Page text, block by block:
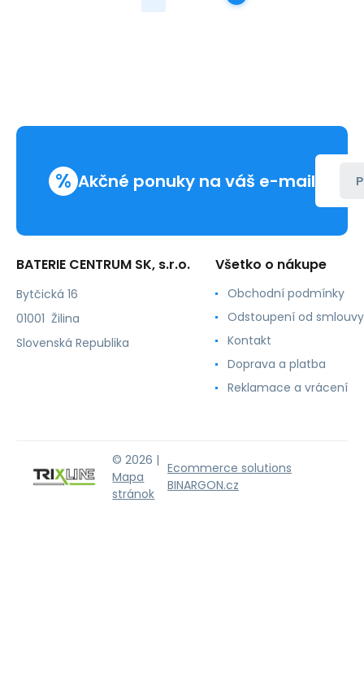
% Akčné ponuky na váš e-mail
BATERIE CENTRUM SK, s.r.o.
Bytčická 16
01001 Žilina
Slovenská Republika
Všetko o nákupe
Obchodní podmínky
Odstoupení od smlouvy
Kontakt
Doprava a platba
Reklamace a vrácení
© 2026 |
Mapa
stránok
Ecommerce solutions
BINARGON.cz